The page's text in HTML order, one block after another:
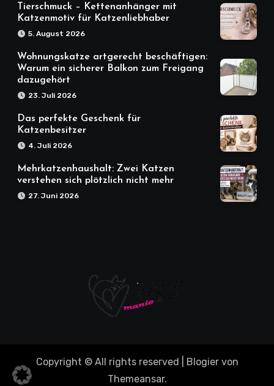
Tierschmuck – Kettenanhänger mit
Katzenmotiv für Katzenliebhaber
5. August 2026
Wohnungskatze artgerecht beschäftigen:
Warum ein sicherer Balkon zum Freigang
dazugehört
23. Juli 2026
Das perfekte Geschenk für
Katzenbesitzer
4. Juli 2026
Mehrkatzenhaushalt: Zwei Katzen
verstehen sich plötzlich nicht mehr
27. Juni 2026
Copyright © All rights reserved Blogiervon
Themeansar.